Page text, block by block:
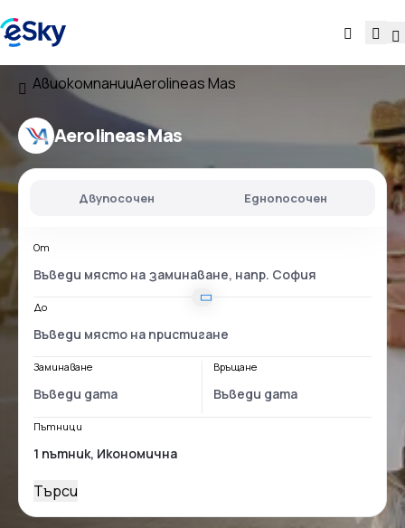
АвиокомпанииAerolineas Mas
Aerolineas Mas
Двупосочен Еднопосочен
От
До
Заминаване Връщане
Пътници
Търси